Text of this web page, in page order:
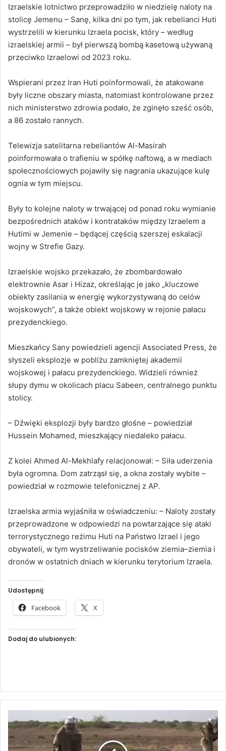
Izraelskie lotnictwo przeprowadziło w niedzielę naloty na
stolicę Jemenu – Sanę, kilka dni po tym, jak rebelianci Huti
wystrzelili w kierunku Izraela pocisk, który – według
izraelskiej armii – był pierwszą bombą kasetową używaną
przeciwko Izraelowi od 2023 roku.
Wspierani przez Iran Huti poinformowali, że atakowane
były liczne obszary miasta, natomiast kontrolowane przez
nich ministerstwo zdrowia podało, że zginęło sześć osób,
a 86 zostało rannych.
Telewizja satelitarna rebeliantów Al-Masirah
poinformowała o trafieniu w spółkę naftową, a w mediach
społecznościowych pojawiły się nagrania ukazujące kulę
ognia w tym miejscu.
Były to kolejne naloty w trwającej od ponad roku wymianie
bezpośrednich ataków i kontrataków między Izraelem a
Hutimi w Jemenie – będącej częścią szerszej eskalacji
wojny w Strefie Gazy.
Izraelskie wojsko przekazało, że zbombardowało
elektrownie Asar i Hizaz, określając je jako „kluczowe
obiekty zasilania w energię wykorzystywaną do celów
wojskowych”, a także obiekt wojskowy w rejonie pałacu
prezydenckiego.
Mieszkańcy Sany powiedzieli agencji Associated Press, że
słyszeli eksplozje w pobliżu zamkniętej akademii
wojskowej i pałacu prezydenckiego. Widzieli również
słupy dymu w okolicach placu Sabeen, centralnego punktu
stolicy.
– Dźwięki eksplozji były bardzo głośne – powiedział
Hussein Mohamed, mieszkający niedaleko pałacu.
Z kolei Ahmed Al-Mekhlafy relacjonował: – Siła uderzenia
była ogromna. Dom zatrząsł się, a okna zostały wybite –
powiedział w rozmowie telefonicznej z AP.
Izraelska armia wyjaśniła w oświadczeniu: – Naloty zostały
przeprowadzone w odpowiedzi na powtarzające się ataki
terrorystycznego reżimu Huti na Państwo Izrael i jego
obywateli, w tym wystrzeliwanie pocisków ziemia–ziemia i
dronów w ostatnich dniach w kierunku terytorium Izraela.
Udostępnij:
Facebook X
Dodaj do ulubionych:
a
u
d